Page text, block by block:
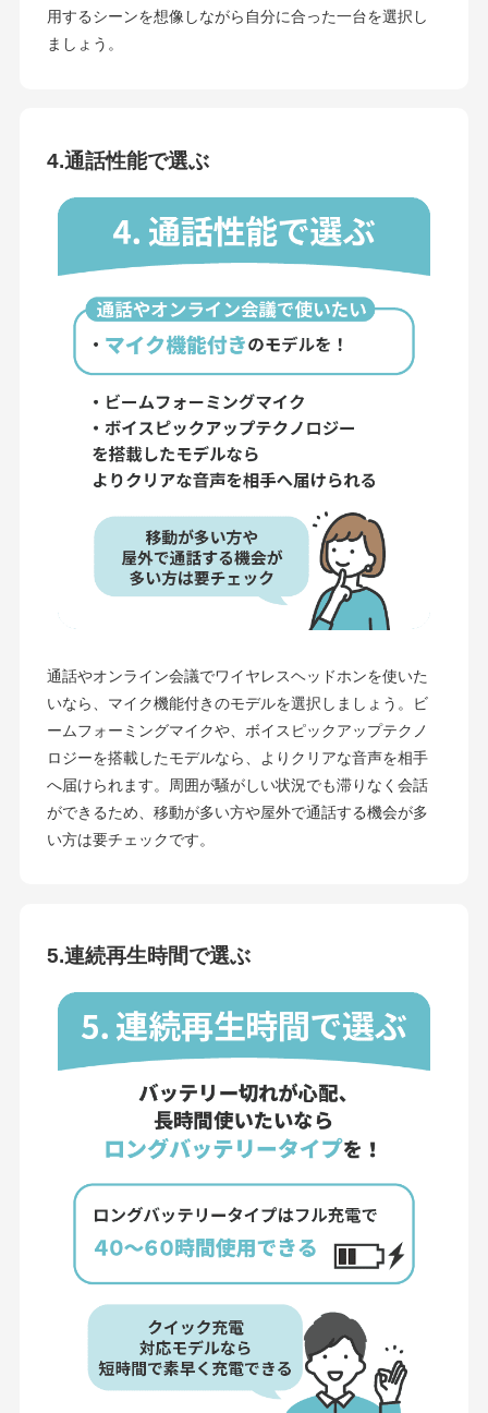
用するシーンを想像しながら自分に合った一台を選択し
ましょう。
4.通話性能で選ぶ
通話やオンライン会議でワイヤレスヘッドホンを使いた
いなら、マイク機能付きのモデルを選択しましょう。ビ
ームフォーミングマイクや、ボイスピックアップテクノ
ロジーを搭載したモデルなら、よりクリアな音声を相手
へ届けられます。周囲が騒がしい状況でも滞りなく会話
ができるため、移動が多い方や屋外で通話する機会が多
い方は要チェックです。
5.連続再生時間で選ぶ